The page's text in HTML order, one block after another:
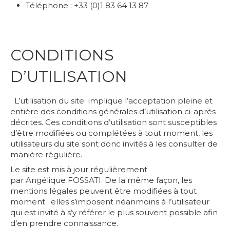
Téléphone : +33 (0)1 83 64 13 87
CONDITIONS
D’UTILISATION
L’utilisation du site implique l’acceptation pleine et
entière des conditions générales d’utilisation ci-après
décrites. Ces conditions d’utilisation sont susceptibles
d’être modifiées ou complétées à tout moment, les
utilisateurs du site sont donc invités à les consulter de
manière régulière.
Le site est mis à jour régulièrement
par Angélique FOSSATI. De la même façon, les
mentions légales peuvent être modifiées à tout
moment : elles s’imposent néanmoins à l’utilisateur
qui est invité à s’y référer le plus souvent possible afin
d’en prendre connaissance.